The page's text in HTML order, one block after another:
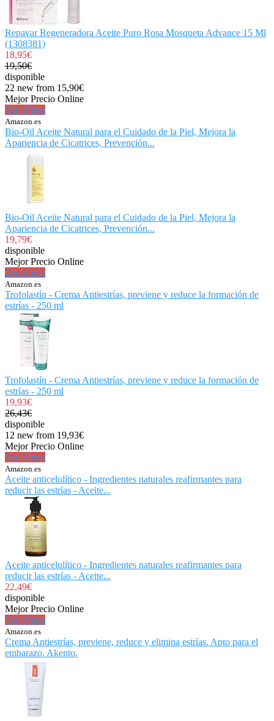
Repavar Regeneradora Aceite Puro Rosa Mosqueta Advance 15 Ml
(1308381)
18,95€
19,50€
disponible
22 new from 15,90€
Mejor Precio Online
Ver Oferta
Amazon.es
Bio-Oil Aceite Natural para el Cuidado de la Piel, Mejora la
Apariencia de Cicatrices, Prevención...
Bio-Oil Aceite Natural para el Cuidado de la Piel, Mejora la
Apariencia de Cicatrices, Prevención...
19,79€
disponible
Mejor Precio Online
Ver Oferta
Amazon.es
Trofolastín - Crema Antiestrías, previene y reduce la formación de
estrías - 250 ml
Trofolastín - Crema Antiestrías, previene y reduce la formación de
estrías - 250 ml
19,93€
26,43€
disponible
12 new from 19,93€
Mejor Precio Online
Ver Oferta
Amazon.es
Aceite anticelulítico - Ingredientes naturales reafirmantes para
reducir las estrías - Aceite...
Aceite anticelulítico - Ingredientes naturales reafirmantes para
reducir las estrías - Aceite...
22,49€
disponible
Mejor Precio Online
Ver Oferta
Amazon.es
Crema Antiestrías, previene, reduce y elimina estrías. Apto para el
embarazo. Akento.